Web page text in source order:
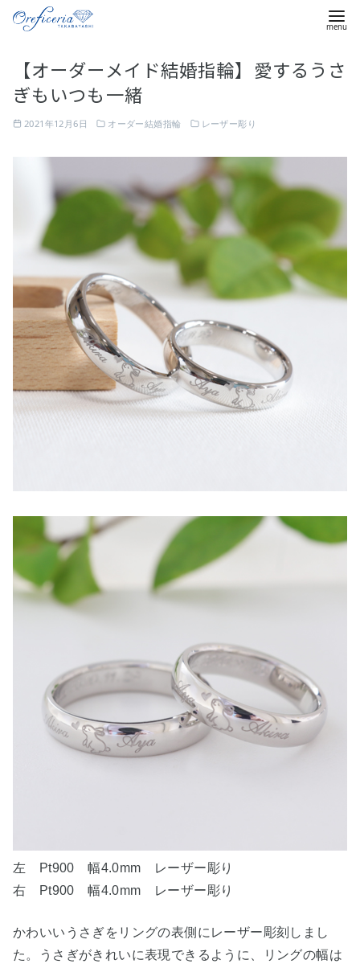
【オーダーメイド結婚指輪】愛するうさ
ぎもいつも一緒
2021年12月6日 オーダー結婚指輪 レーザー彫り
左 Pt900 幅4.0mm レーザー彫り
右 Pt900 幅4.0mm レーザー彫り
かわいいうさぎをリングの表側にレーザー彫刻しまし
た。うさぎがきれいに表現できるように、リングの幅は